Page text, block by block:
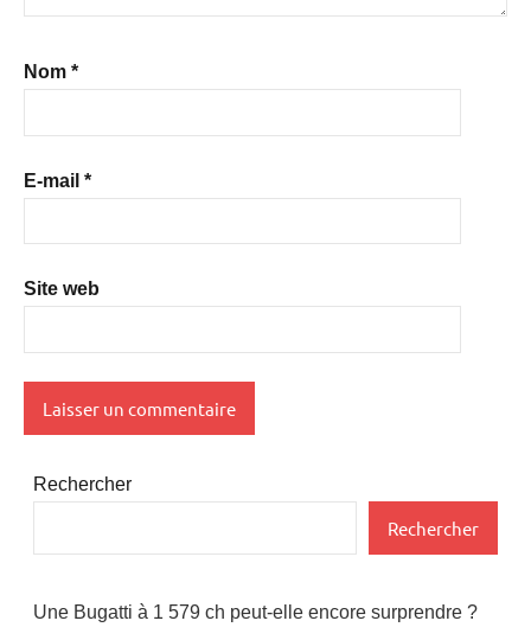
Nom *
E-mail *
Site web
Rechercher
Rechercher
Une Bugatti à 1 579 ch peut-elle encore surprendre ?